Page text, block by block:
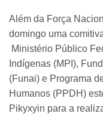
Além da Força
domingo uma
Ministério Público
Indígenas (MPI),
(Funai) e Programa
Humanos (PPDH)
Pikyxyin para a